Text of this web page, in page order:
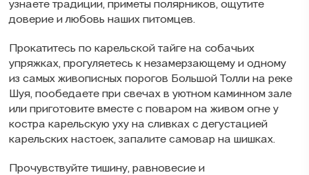
узнаете традиции, приметы полярников, ощутите
доверие и любовь наших питомцев.
Прокатитесь по карельской тайге на собачьих
упряжках, прогуляетесь к незамерзающему и одному
из самых живописных порогов Большой Толли на реке
Шуя, пообедаете при свечах в уютном каминном зале
или приготовите вместе с поваром на живом огне у
костра карельскую уху на сливках с дегустацией
карельских настоек, запалите самовар на шишках.
Прочувствуйте тишину, равновесие и